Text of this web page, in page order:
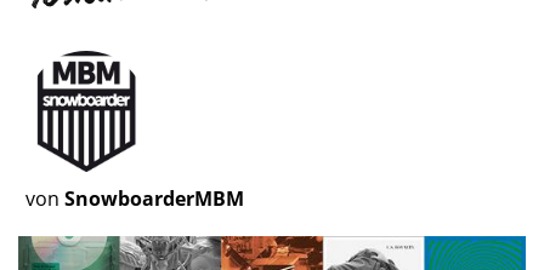
von SnowboarderMBM